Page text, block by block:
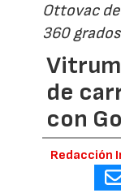
Ottovac
360 grados
Vitrum
de
con
Redacción